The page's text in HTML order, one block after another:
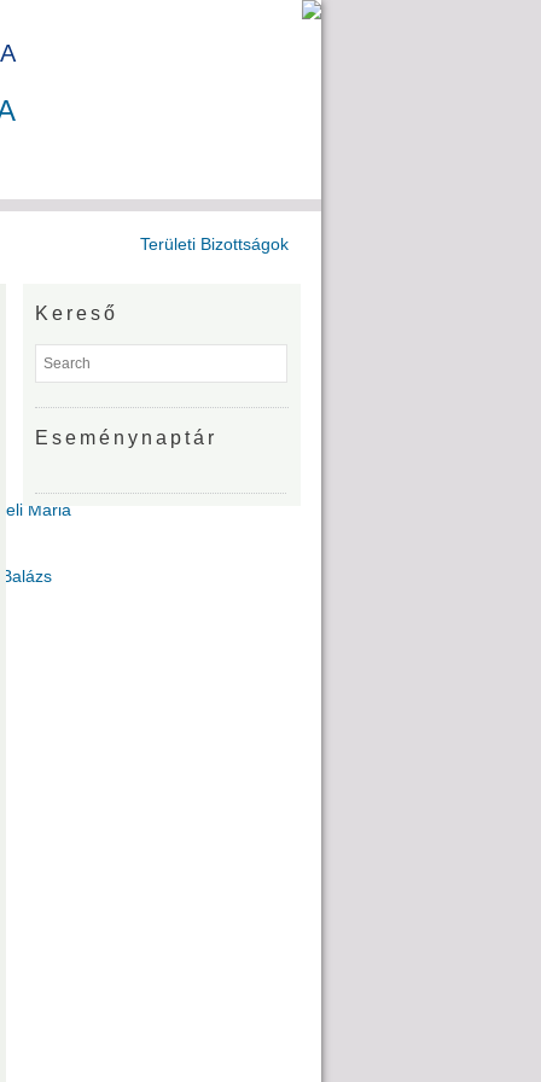
Mária
Területi Bizottságok
Kereső
Eseménynaptár